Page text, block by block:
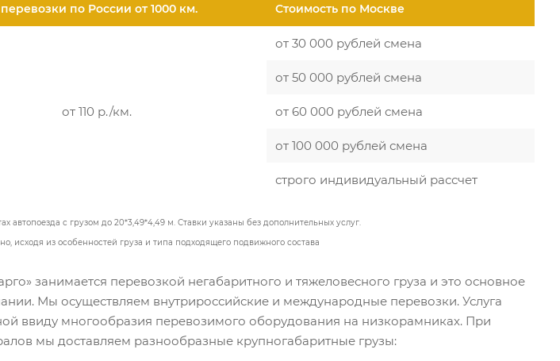
по России от 1000 км. Стоимость по Москве
от 110 р./км.
от 30 000 рублей смена
от 50 000 рублей смена
от 60 000 рублей смена
от 100 000 рублей смена
строго индивидуальный рассчет
автопоезда с грузом до 20*3,49*4,49 м. Ставки указаны без дополнительных услуг.
исходя из особенностей груза и типа подходящего подвижного состава
занимается перевозкой негабаритного и тяжеловесного груза и это основное
Мы осуществляем внутрироссийские и международные перевозки. Услуга
ввиду многообразия перевозимого оборудования на низкорамниках. При
мы доставляем разнообразные крупногабаритные грузы: